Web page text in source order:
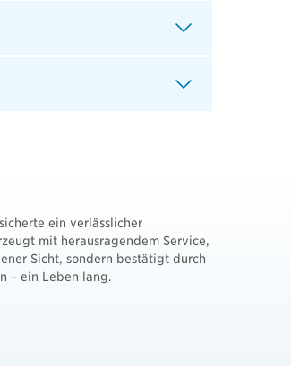
ein verlässlicher
mit herausragendem Service,
Sicht, sondern bestätigt durch
– ein Leben lang.